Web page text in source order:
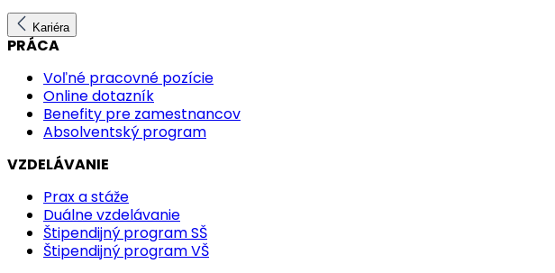
Kariéra
PRÁCA
Voľné pracovné pozície
Online dotazník
Benefity pre zamestnancov
Absolventský program
VZDELÁVANIE
Prax a stáže
Duálne vzdelávanie
Štipendijný program SŠ
Štipendijný program VŠ